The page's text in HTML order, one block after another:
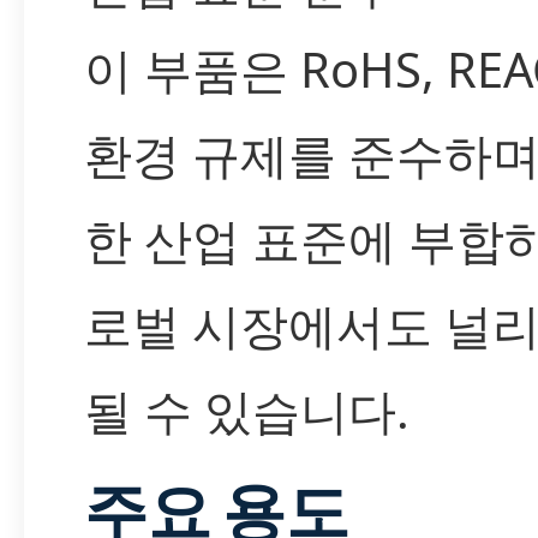
이 부품은 RoHS,
환경 규제를 준수하
한 산업 표준에 부합
로벌 시장에서도 널
될 수 있습니다.
주요 용도